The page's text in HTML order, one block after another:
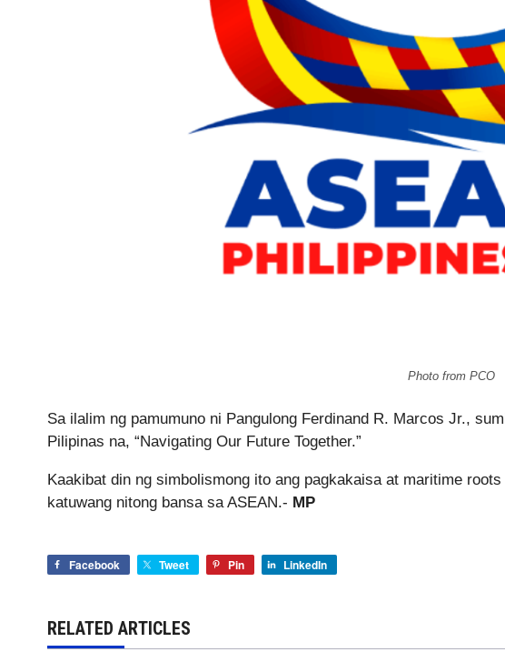
Photo from PCO
Sa ilalim ng pamumuno ni Pangulong Ferdinand R. Marcos Jr.,
Pilipinas na, “Navigating Our Future Together.”
Kaakibat din ng simbolismong ito ang pagkakaisa at maritime
katuwang nitong bansa sa ASEAN.- MP
Facebook Tweet Pin LinkedIn
RELATED ARTICLES